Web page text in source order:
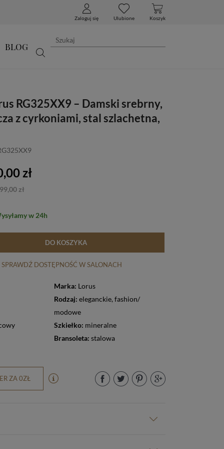
Zaloguj się Ulubione Koszyk
BLOG
RG325XX9 – Damski srebrny,
z cyrkoniami, stal szlachetna,
zł
zł
w 24h
DO KOSZYKA
SPRAWDŹ DOSTĘPNOŚĆ W SALONACH
Marka: Lorus
Rodzaj:eleganckie, fashion/
modowe
Szkiełko: mineralne
Bransoleta: stalowa
ZA 0ZŁ